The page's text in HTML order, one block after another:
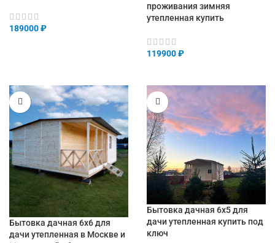
189000₽
проживания зимняя
утепленная купить
119900₽
Бытовка дачная 6х6 для
дачи утепленная в Москве и
Бытовка дачная 6х5 для
дачи утепленная купить под
ключ